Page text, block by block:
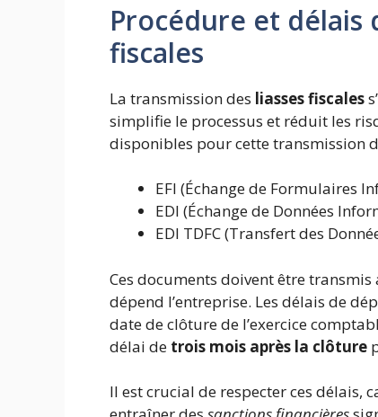
Procédure et délais
fiscales
La transmission des liasses fiscales
simplifie le processus et réduit les
disponibles pour cette transmission
EFI (Échange de Formulaires
EDI (Échange de Données
EDI TDFC (Transfert des
Ces documents doivent être transmis
dépend l’entreprise. Les délais de
date de clôture de l’exercice
délai de trois mois après la clôture
Il est crucial de respecter ces délais,